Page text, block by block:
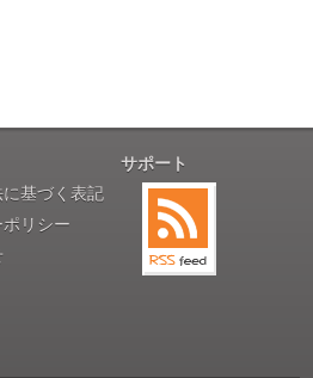
データはSSL暗号化通信により
。
いつの作品など）」
に誠実さを感じました」
基づく表記
リシー
サポート